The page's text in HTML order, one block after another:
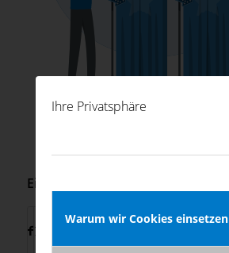
Ihre Privatsphäre
Warum wir Cookies einsetzen
Eintrag teilen